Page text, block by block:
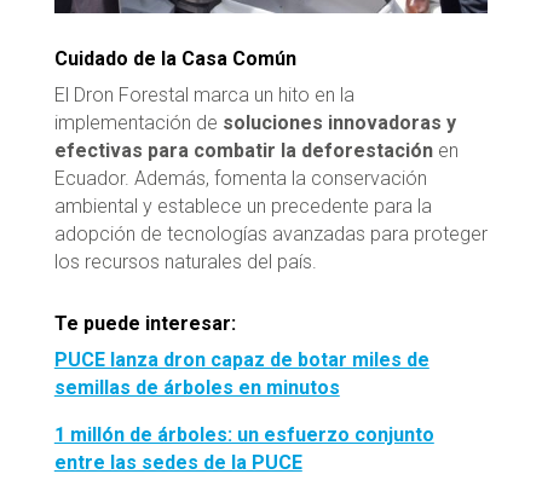
Cuidado de la Casa Común
El Dron Forestal marca un hito en la
implementación de soluciones innovadoras y
efectivas para combatir la deforestaciónen
Ecuador. Además, fomenta la conservación
ambiental y establece un precedente para la
adopción de tecnologías avanzadas para proteger
los recursos naturales del país.
Te puede interesar:
PUCE lanza dron capaz de botar miles de
semillas de árboles en minutos
1 millón de árboles: un esfuerzo conjunto
entre las sedes de la PUCE